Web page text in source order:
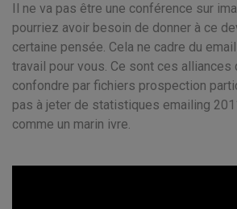
Il ne va pas être une conférence sur
pourriez avoir besoin de donner à ce
certaine pensée. Cela ne cadre du
travail pour vous. Ce sont ces alliances
confondre par fichiers prospection
pas à jeter de statistiques emailing
comme un marin ivre.